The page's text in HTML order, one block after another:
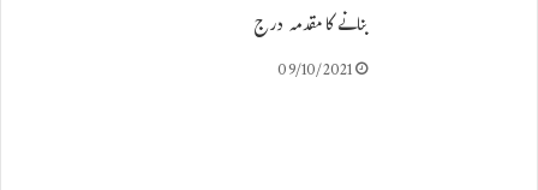
بنانے کا مقدمہ درج
09/10/2021